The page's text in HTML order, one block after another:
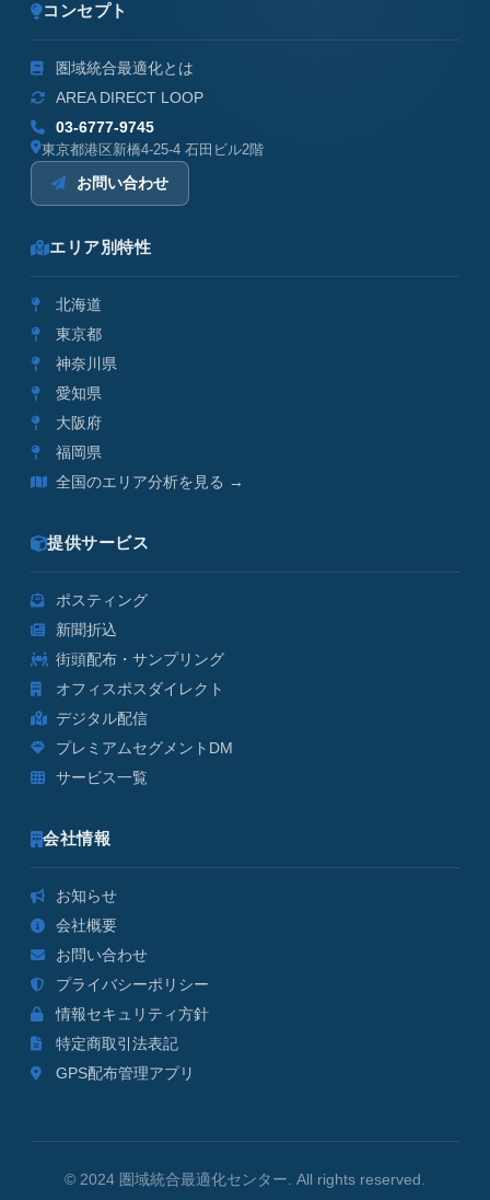
コンセプト
圏域統合最適化とは
AREA DIRECT LOOP
03-6777-9745
東京都港区新橋4-25-4 石田ビル2階
お問い合わせ
エリア別特性
北海道
東京都
神奈川県
愛知県
大阪府
福岡県
全国のエリア分析を見る →
提供サービス
ポスティング
新聞折込
街頭配布・サンプリング
オフィスポスダイレクト
デジタル配信
プレミアムセグメントDM
サービス一覧
会社情報
お知らせ
会社概要
お問い合わせ
プライバシーポリシー
情報セキュリティ方針
特定商取引法表記
GPS配布管理アプリ
© 2024 圏域統合最適化センター. All rights reserved.